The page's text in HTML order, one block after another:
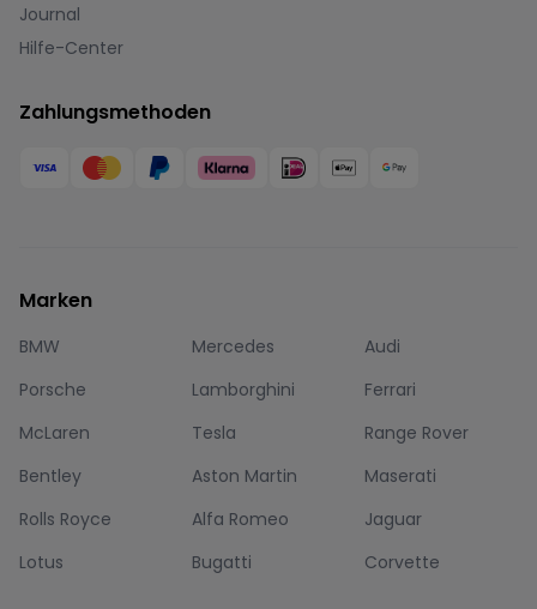
Journal
Hilfe-Center
Zahlungsmethoden
Marken
BMW Mercedes
Audi
Porsche
Lamborghini
Ferrari
McLaren
Tesla
Range Rover
Bentley
Aston Martin
Maserati
Rolls Royce
Alfa Romeo
Jaguar
Lotus
Bugatti Corvette